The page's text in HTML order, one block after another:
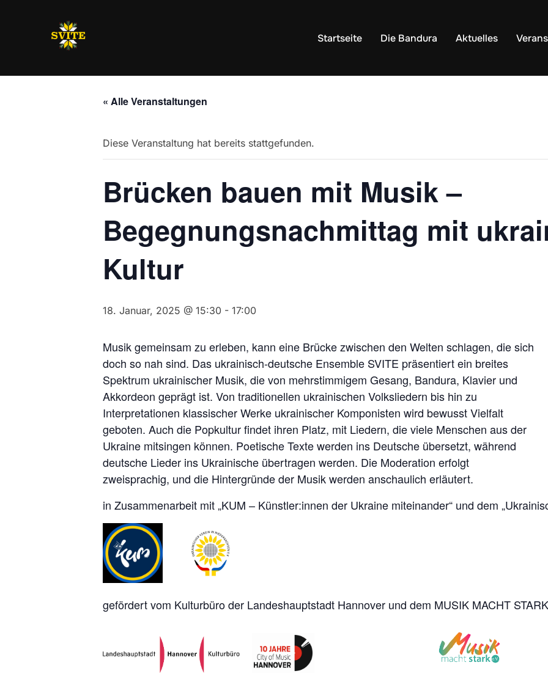
Startseite Die Bandura Aktuelles
« Alle Veranstaltungen
Diese Veranstaltung hat bereits stattgefunden.
Brücken bauen mit Musik –
Begegnungsnachmittag mit
Kultur
18. Januar, 2025 @ 15:30 - 17:00
Musik gemeinsam zu erleben, kann eine Brücke zwischen den Welten schlagen, die sich
doch so nah sind. Das ukrainisch-deutsche Ensemble SVITE präsentiert ein breites
Spektrum ukrainischer Musik, die von mehrstimmigem Gesang, Bandura, Klavier und
Akkordeon geprägt ist. Von traditionellen ukrainischen Volksliedern bis hin zu
Interpretationen klassischer Werke ukrainischer Komponisten wird bewusst Vielfalt
geboten. Auch die Popkultur findet ihren Platz, mit Liedern, die viele Menschen aus der
Ukraine mitsingen können. Poetische Texte werden ins Deutsche übersetzt, während
deutsche Lieder ins Ukrainische übertragen werden. Die Moderation erfolgt
zweisprachig, und die Hintergründe der Musik werden anschaulich erläutert.
in Zusammenarbeit mit „KUM – Künstler:innen der Ukraine miteinander“ und dem
gefördert vom Kulturbüro der Landeshauptstadt Hannover und dem MUSIK MACHT